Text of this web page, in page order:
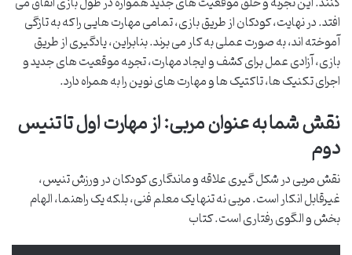
افتد. در نهایت، کودکان از طریق بازی، تمامی مهارت هایی را که به تازگی
آموخته اند، به صورت عملی به کار می برند. بنابراین، یادگیری از طریق
بازی، آزادی عمل برای کشف و ایجاد مهارت، تجربه موقعیت های جدید و
اجرای تکنیک ها، تاکتیک ها و مهارت های نوین را به همراه دارد.
نقش شما به عنوان مربی: از مهارت اول تا تنیس
دوم
نقش مربی در شکل گیری علاقه و ماندگاری کودکان در ورزش تنیس،
غیرقابل انکار است. مربی نه تنها یک معلم فنی، بلکه یک راهنما، الهام
بخش و الگوی رفتاری است. کتاب